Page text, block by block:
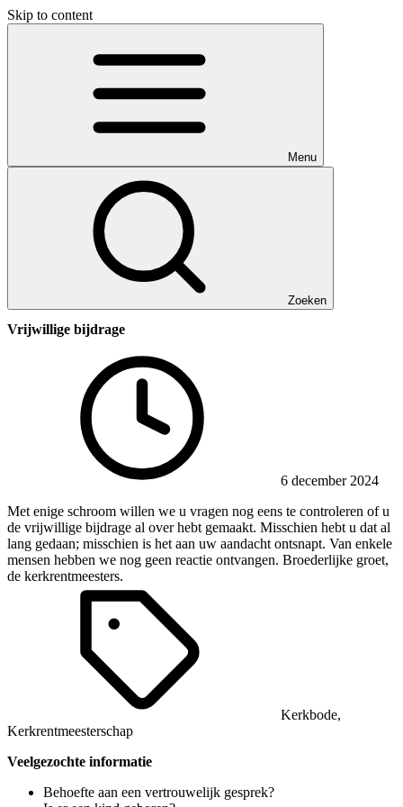
Skip to content
Menu
Zoeken
Vrijwillige bijdrage
6 december 2024
Met enige schroom willen we u vragen nog eens te controleren of u
de vrijwillige bijdrage al over hebt gemaakt. Misschien hebt u dat al
lang gedaan; misschien is het aan uw aandacht ontsnapt. Van enkele
mensen hebben we nog geen reactie ontvangen. Broederlijke groet,
de kerkrentmeesters.
Kerkbode,
Kerkrentmeesterschap
Veelgezochte informatie
Behoefte aan een vertrouwelijk gesprek?